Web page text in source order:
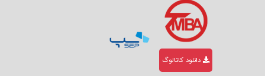
دانلود کاتالوگ